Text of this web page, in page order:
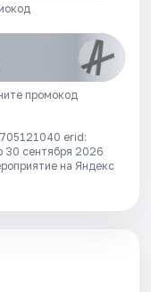
промокод
erid:
30 сентября 2026
на Яндекс